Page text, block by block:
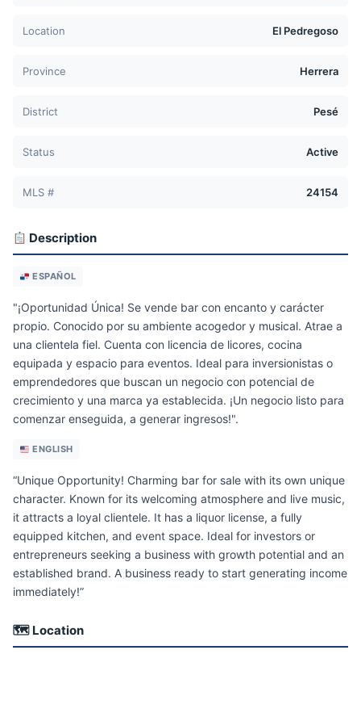
Location El Pedregoso
Province Herrera
District Pesé
Status Active
MLS # 24154
Description
ESPAÑOL
"¡Oportunidad Única! Se vende bar con encanto y carácter
propio. Conocido por su ambiente acogedor y musical. Atrae a
una clientela fiel. Cuenta con licencia de licores, cocina
equipada y espacio para eventos. Ideal para inversionistas o
emprendedores que buscan un negocio con potencial de
crecimiento y una marca ya establecida. ¡Un negocio listo para
comenzar enseguida, a generar ingresos!".
ENGLISH
“Unique Opportunity! Charming bar for sale with its own unique
character. Known for its welcoming atmosphere and live music,
it attracts a loyal clientele. It has a liquor license, a fully
equipped kitchen, and event space. Ideal for investors or
entrepreneurs seeking a business with growth potential and an
established brand. A business ready to start generating income
immediately!”
🗺 Location